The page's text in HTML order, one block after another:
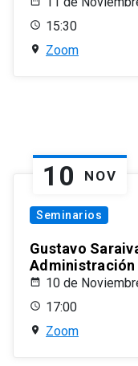
15:30
Zoom
10 NOV
Seminarios
Gustavo
Administración
10 de
17:00
Zoom